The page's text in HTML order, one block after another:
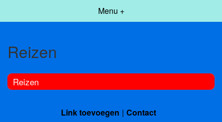
Menu +
Reizen
Reizen
Link toevoegen Contact